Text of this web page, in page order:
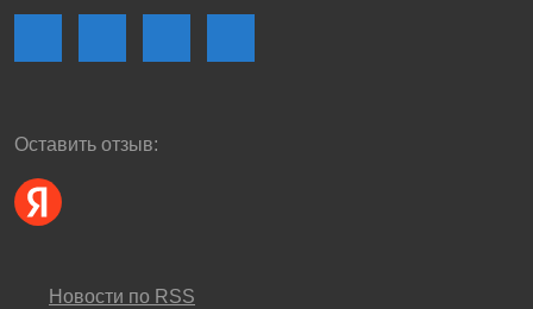
Оставить отзыв:
Новости по RSS